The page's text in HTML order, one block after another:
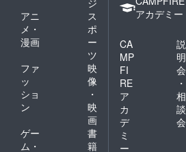
アニ
メ・
漫画
ス
ポ
ー
ツ
ファ
ッ
ショ
ン
映
像
・
映
画
ゲー
ム・
書
籍
アカデミー
CA
MP
FI
RE
ア
カ
デ
ミ
ー
説
明
会
・
相
談
会